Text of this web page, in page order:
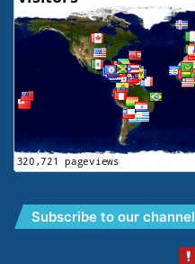
Subscribe to our channel